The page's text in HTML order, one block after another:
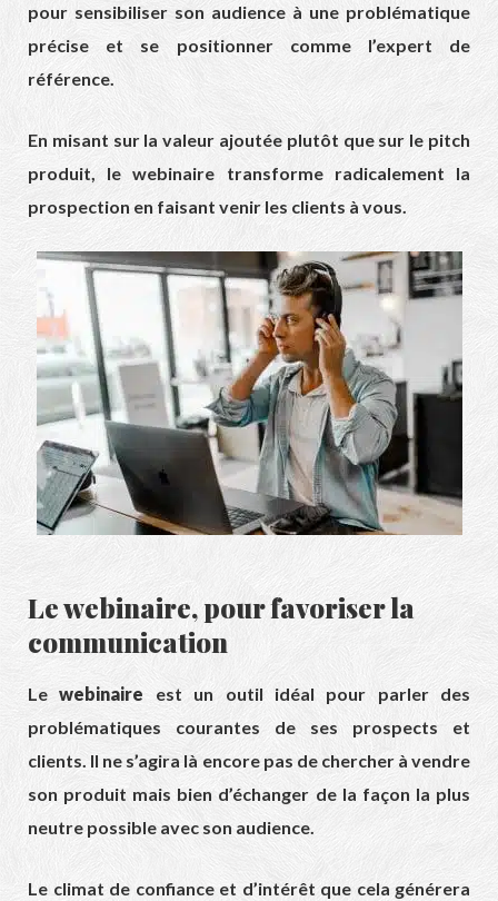
pour sensibiliser son audience à une problématique
précise et se positionner comme l’expert de
référence.
En misant sur la valeur ajoutée plutôt que sur le pitch
produit, le webinaire transforme radicalement la
prospection en faisant venir les clients à vous.
Le webinaire, pour favoriser la
communication
Lewebinaire est un outil idéal pour parler des
problématiques courantes de ses prospects et
clients. Il ne s’agira là encore pas de chercher à vendre
son produit mais bien d’échanger de la façon la plus
neutre possible avec son audience.
Le climat de confiance et d’intérêt que cela générera